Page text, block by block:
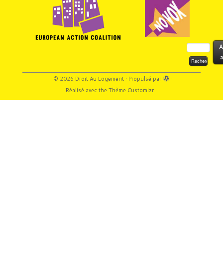
Rechercher :
· © 2026 Droit Au Logement· Propulsé par
·
Réalisé avec theThème Customizr·